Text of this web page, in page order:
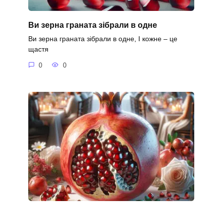
Ви зерна граната зібрали в одне
Ви зерна граната зібрали в одне, І кожне – це
щастя
0 0